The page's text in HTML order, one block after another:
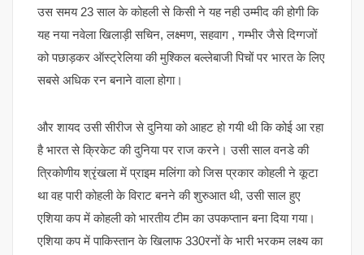
उस समय 23 साल के कोहली से किसी ने यह नही उम्मीद की होगी कि
यह नया नवेला खिलाड़ी सचिन, लक्ष्मण, सहवाग , गम्भीर जैसे दिग्गजों
को पछाड़कर ऑस्ट्रेलिया की मुश्किल बल्लेबाजी पिचों पर भारत के लिए
सबसे अधिक रन बनाने वाला होगा।
और शायद उसी सीरीज से दुनिया को आहट हो गयी थी कि कोई आ रहा
है भारत से क्रिकेट की दुनिया पर राज करने। उसी साल वनडे की
त्रिकोणीय श्रृंखला में प्राइम मलिंगा को जिस प्रकार कोहली ने कूटा
था वह पारी कोहली के विराट बनने की शुरुआत थी, उसी साल हुए
एशिया कप में कोहली को भारतीय टीम का उपकप्तान बना दिया गया।
एशिया कप में पाकिस्तान के खिलाफ 330रनों के भारी भरकम लक्ष्य का